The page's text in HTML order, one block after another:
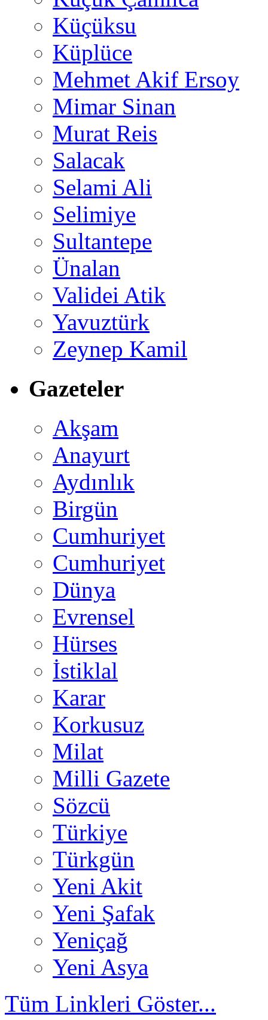
Küçüksu
Küplüce
Mehmet Akif Ersoy
Mimar Sinan
Murat Reis
Salacak
Selami Ali
Selimiye
Sultantepe
Ünalan
Validei Atik
Yavuztürk
Zeynep Kamil
Gazeteler
Akşam
Anayurt
Aydınlık
Birgün
Cumhuriyet
Cumhuriyet
Dünya
Evrensel
Hürses
İstiklal
Karar
Korkusuz
Milat
Milli Gazete
Sözcü
Türkiye
Türkgün
Yeni Akit
Yeni Şafak
Yeniçağ
Yeni Asya
Tüm Linkleri Göster...